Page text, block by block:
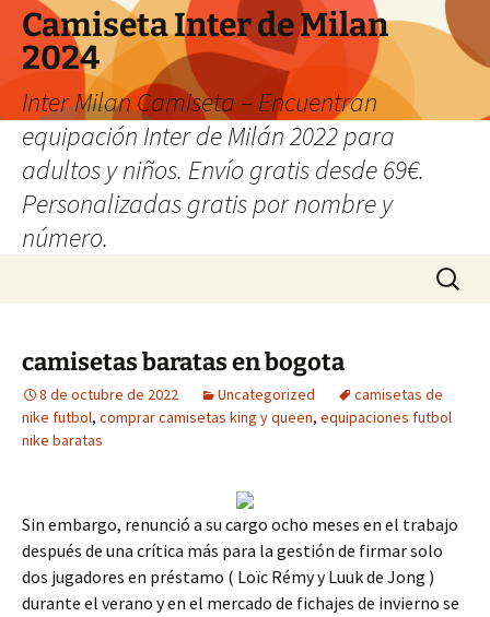
Camiseta Inter de Milan
2024
Inter Milan Camiseta – Encuentran
equipación Inter de Milán 2022 para
adultos y niños. Envío gratis desde 69€.
Personalizadas gratis por nombre y
número.
Buscar:
camisetas baratas en bogota
8 de octubre de 2022 Uncategorized
camisetas de
nike futbol, comprar camisetas king y queen, equipaciones futbol
nike baratas
Sin embargo, renunció a su cargo ocho meses en el trabajo
después de una crítica más para la gestión de firmar solo
dos jugadores en préstamo ( Loïc Rémy y Luuk de Jong )
durante el verano y en el mercado de fichajes de invierno se